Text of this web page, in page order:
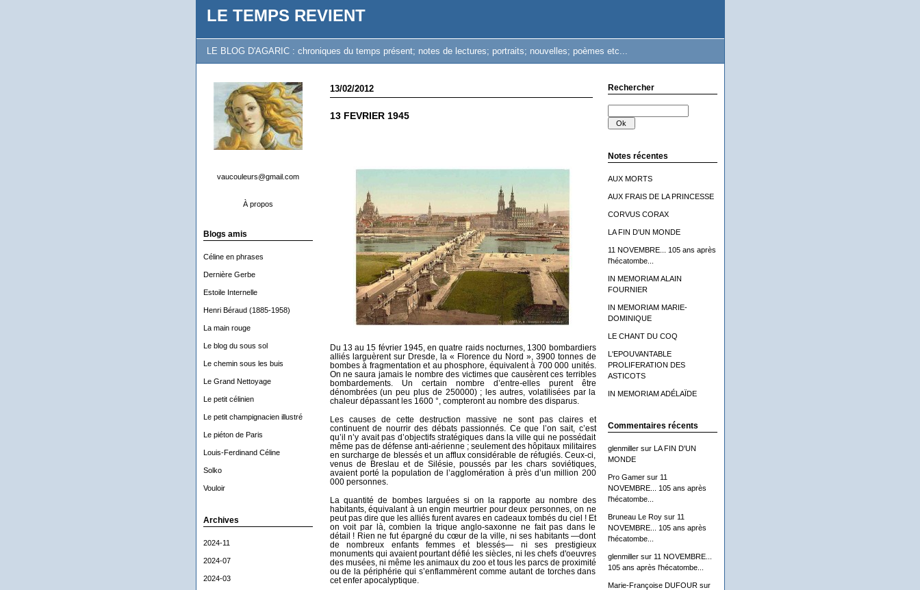
LE TEMPS REVIENT
LE BLOG D'AGARIC : chroniques du temps présent; notes de lectures; portraits; nouvelles; poèmes etc...
vaucouleurs@gmail.com
À propos
Blogs amis
Céline en phrases
Dernière Gerbe
Estoile Internelle
Henri Béraud (1885-1958)
La main rouge
Le blog du sous sol
Le chemin sous les buis
Le Grand Nettoyage
Le petit célinien
Le petit champignacien illustré
Le piéton de Paris
Louis-Ferdinand Céline
Solko
Vouloir
Archives
2024-11
2024-07
2024-03
Rechercher
Notes récentes
AUX MORTS
AUX FRAIS DE LA PRINCESSE
CORVUS CORAX
LA FIN D'UN MONDE
11 NOVEMBRE... 105 ans après
l'hécatombe...
IN MEMORIAM ALAIN
FOURNIER
IN MEMORIAM MARIE-
DOMINIQUE
LE CHANT DU COQ
L'EPOUVANTABLE
PROLIFERATION DES
ASTICOTS
IN MEMORIAM ADÉLAÏDE
Commentaires récents
glenmillersur LA FIN D'UN
MONDE
Pro Gamersur 11
NOVEMBRE... 105 ans après
l'hécatombe...
Bruneau Le Roysur 11
NOVEMBRE... 105 ans après
l'hécatombe...
glenmillersur 11 NOVEMBRE...
105 ans après l'hécatombe...
Marie-Françoise DUFOURsur
13/02/2012
13 FEVRIER 1945
Du 13 au 15 février 1945, en quatre raids nocturnes, 1300 bombardiers
alliés larguèrent sur Dresde, la « Florence du Nord », 3900 tonnes de
bombes à fragmentation et au phosphore, équivalent à 700 000 unités.
On ne saura jamais le nombre des victimes que causèrent ces terribles
bombardements. Un certain nombre d’entre-elles purent être
dénombrées (un peu plus de 250000) ; les autres, volatilisées par la
chaleur dépassant les 1600 °, compteront au nombre des disparus.
Les causes de cette destruction massive ne sont pas claires et
continuent de nourrir des débats passionnés. Ce que l’on sait, c’est
qu’il n’y avait pas d’objectifs stratégiques dans la ville qui ne possédait
même pas de défense anti-aérienne ; seulement des hôpitaux militaires
en surcharge de blessés et un afflux considérable de réfugiés. Ceux-ci,
venus de Breslau et de Silésie, poussés par les chars soviétiques,
avaient porté la population de l’agglomération à près d’un million 200
000 personnes.
La quantité de bombes larguées si on la rapporte au nombre des
habitants, équivalant à un engin meurtrier pour deux personnes, on ne
peut pas dire que les alliés furent avares en cadeaux tombés du ciel ! Et
on voit par là, combien la trique anglo-saxonne ne fait pas dans le
détail ! Rien ne fut épargné du cœur de la ville, ni ses habitants —dont
de nombreux enfants femmes et blessés— ni ses prestigieux
monuments qui avaient pourtant défié les siècles, ni les chefs d'oeuvres
des musées, ni même les animaux du zoo et tous les parcs de proximité
ou de la périphérie qui s’enflammèrent comme autant de torches dans
cet enfer apocalyptique.